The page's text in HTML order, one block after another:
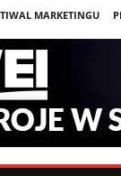
MARKETINGU